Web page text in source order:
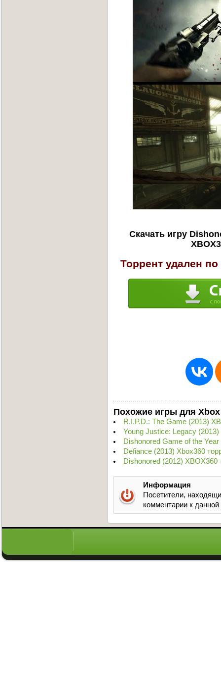
Скачать игру
Торрент удален
Похожие игры для Xbox
R.I.P.D.: The Game (2013)
Young Justice: Legacy (2013)
Dishonored Game of the
Defiance (2013) Xbox360
Dishonored (2012) XBOX360
Информация
Посетители,
комментарии к